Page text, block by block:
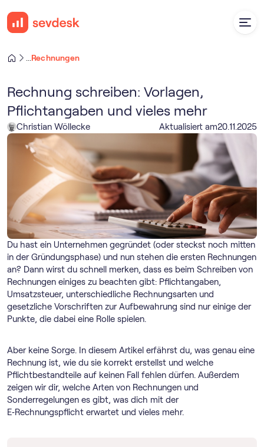
Rechnungen
Rechnung schreiben: Vorlagen,
Pflichtangaben und vieles mehr
Christian Wöllecke Aktualisiert am20.11.2025
Du hast ein Unternehmen gegründet (oder steckst noch mitten
in der Gründungsphase) und nun stehen die ersten Rechnungen
an? Dann wirst du schnell merken, dass es beim Schreiben von
Rechnungen einiges zu beachten gibt: Pflichtangaben,
Umsatzsteuer, unterschiedliche Rechnungsarten und
gesetzliche Vorschriften zur Aufbewahrung sind nur einige der
Punkte, die dabei eine Rolle spielen.
Aber keine Sorge. In diesem Artikel erfährst du, was genau eine
Rechnung ist, wie du sie korrekt erstellst und welche
Pflichtbestandteile auf keinen Fall fehlen dürfen. Außerdem
zeigen wir dir, welche Arten von Rechnungen und
Sonderregelungen es gibt, was dich mit der
E‑Rechnungspflicht erwartet und vieles mehr.